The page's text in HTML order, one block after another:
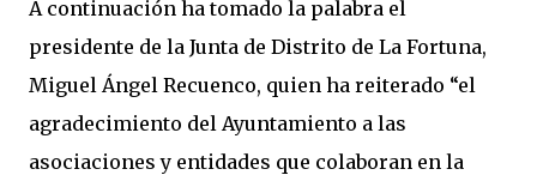
A continuación ha tomado la palabra el
presidente de la Junta de Distrito de La Fortuna,
Miguel Ángel Recuenco, quien ha reiterado “el
agradecimiento del Ayuntamiento a las
asociaciones y entidades que colaboran en la